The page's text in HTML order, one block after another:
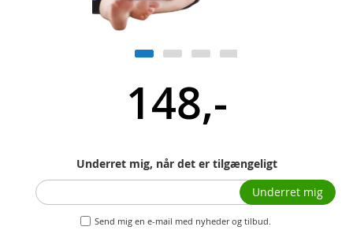
148,-
Underret mig, når det er tilgængeligt
Send mig en e-mail med nyheder og tilbud.
Underret mig